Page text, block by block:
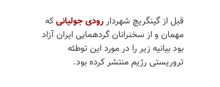
قبل از گینگریچ شهرداررودی جولیانیکه
مهمان و از سخنرانان گردهمایی ایران آزاد
بود بیانیه زیر را در مورد این توطئه
تروریستی رژیم منتشر کرده بود.